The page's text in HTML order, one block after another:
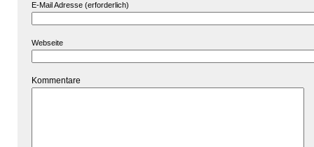
E-Mail Adresse (erforderlich)
Webseite
Kommentare